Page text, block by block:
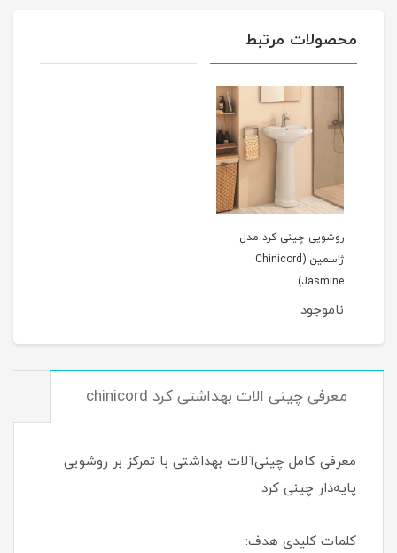
محصولات مرتبط
روشویی چینی کرد مدل
ژاسمین (Chinicord
Jasmine)
ناموجود
معرفی چینی الات بهداشتی کرد chinicord
معرفی کامل چینی‌آلات بهداشتی با تمرکز بر روشویی
پایه‌دار چینی کرد
کلمات کلیدی هدف: